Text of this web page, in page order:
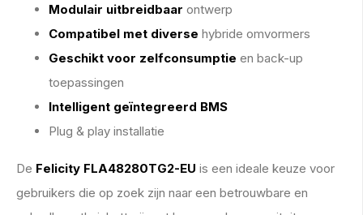
Modulair uitbreidbaar ontwerp
Compatibel met diverse hybride omvormers
Geschikt voor zelfconsumptie en back-up
toepassingen
Intelligent geïntegreerd BMS
Plug & play installatie
De Felicity FLA48280TG2-EU is een ideale keuze voor
gebruikers die op zoek zijn naar een betrouwbare en